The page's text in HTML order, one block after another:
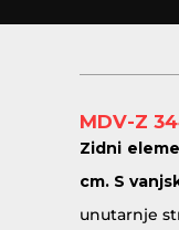
MDV-Z
Zidni
cm. S
unutarnje